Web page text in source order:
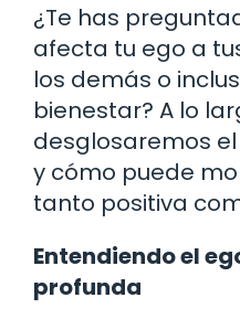
¿Te has
afecta tu ego a
los demás o
bienestar? A lo
desglosaremos
y cómo puede
tanto positiva
Entendiendo el
profunda